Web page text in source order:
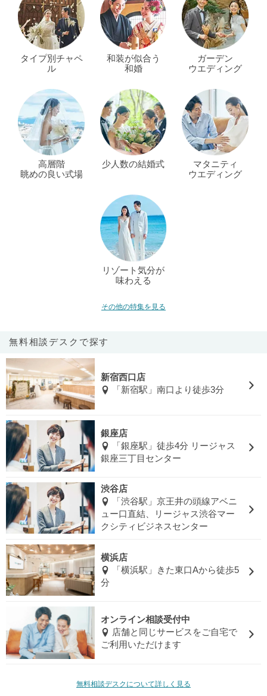
タイプ別チャペ
ル
和装が似合う
和婚
ガーデン
ウエディング
高層階
眺めの良い式場
少人数の結婚式
マタニティ
ウエディング
リゾート気分が
味わえる
その他の特集を見る
無料相談デスクで探す
新宿西口店
「新宿駅」南口より徒歩3分
銀座店
「銀座駅」徒歩4分 リージャス
銀座三丁目センター
渋谷店
「渋谷駅」京王井の頭線アベニ
ュー口直結、リージャス渋谷マー
クシティビジネスセンター
横浜店
「横浜駅」きた東口Aから徒歩5
分
オンライン相談受付中
店舗と同じサービスをご自宅で
ご利用いただけます
無料相談デスクについて詳しく見る